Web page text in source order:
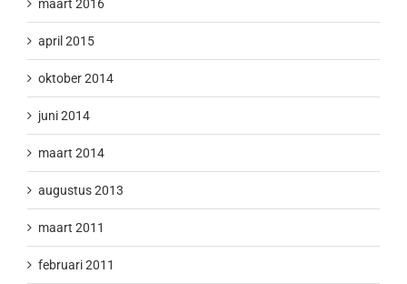
maart 2016
april 2015
oktober 2014
juni 2014
maart 2014
augustus 2013
maart 2011
februari 2011